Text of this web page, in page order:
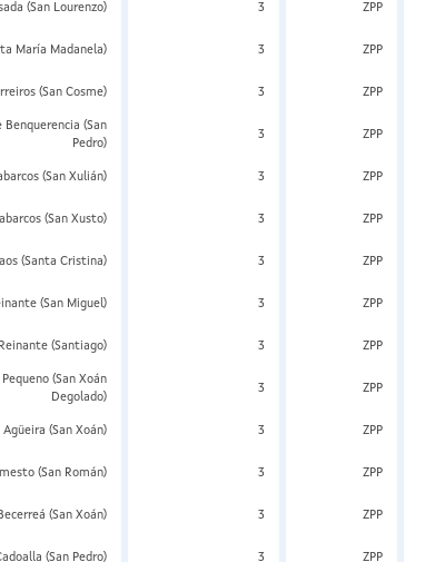
(San Lourenzo) 3 ZPP
María Madanela) 3 ZPP
(San Cosme) 3 ZPP
Benquerencia (San
Pedro)
3 ZPP
(San Xulián) 3 ZPP
(San Xusto) 3 ZPP
(Santa Cristina) 3 ZPP
(San Miguel) 3 ZPP
Reinante (Santiago) 3 ZPP
(San Xoán
Degolado)
3 ZPP
Agüeira (San Xoán) 3 ZPP
(San Román) 3 ZPP
Becerreá (San Xoán) 3 ZPP
(San Pedro) 3 ZPP